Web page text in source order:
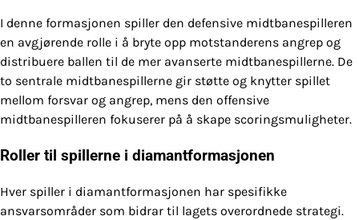
I denne formasjonen spiller den defensive midtbanespilleren
en avgjørende rolle i å bryte opp motstanderens angrep og
distribuere ballen til de mer avanserte midtbanespillerne. De
to sentrale midtbanespillerne gir støtte og knytter spillet
mellom forsvar og angrep, mens den offensive
midtbanespilleren fokuserer på å skape scoringsmuligheter.
Roller til spillerne i diamantformasjonen
Hver spiller i diamantformasjonen har spesifikke
ansvarsområder som bidrar til lagets overordnede strategi.